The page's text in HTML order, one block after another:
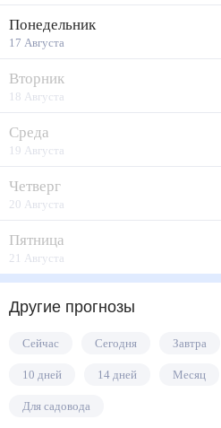
Понедельник
17 Августа
Вторник
18 Августа
Среда
19 Августа
Четверг
20 Августа
Пятница
21 Августа
Другие прогнозы
Сейчас Сегодня Завтра
10 дней 14 дней Месяц
Для садовода